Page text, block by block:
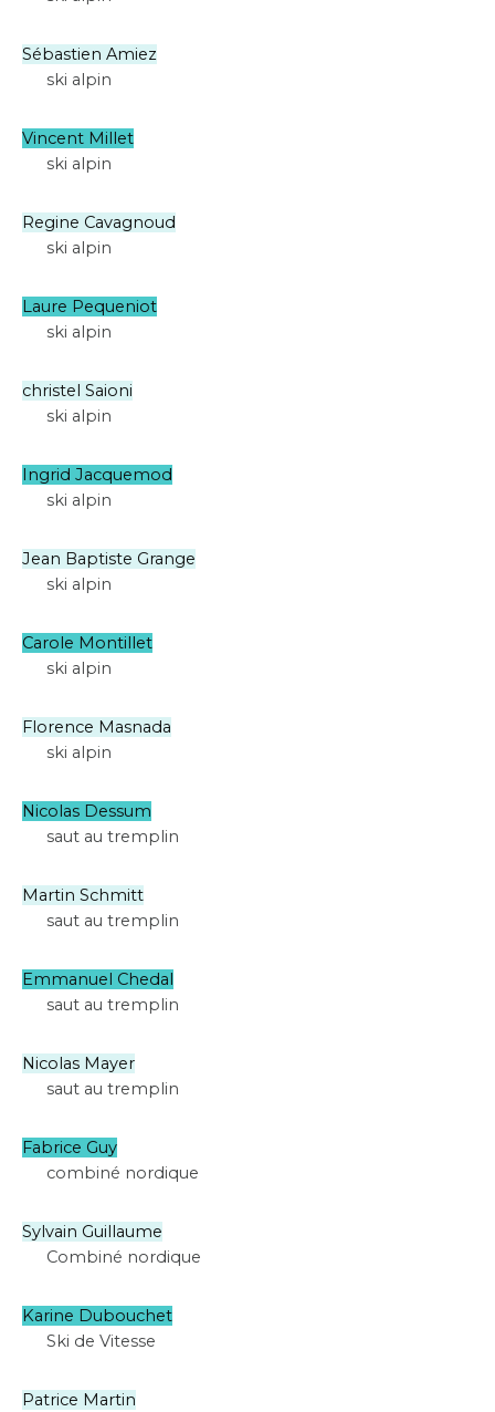
Sébastien Amiez
ski alpin
Vincent Millet
ski alpin
Regine Cavagnoud
ski alpin
Laure Pequeniot
ski alpin
christel Saioni
ski alpin
Ingrid Jacquemod
ski alpin
Jean Baptiste Grange
ski alpin
Carole Montillet
ski alpin
Florence Masnada
ski alpin
Nicolas Dessum
saut au tremplin
Martin Schmitt
saut au tremplin
Emmanuel Chedal
saut au tremplin
Nicolas Mayer
saut au tremplin
Fabrice Guy
combiné nordique
Sylvain Guillaume
Combiné nordique
Karine Dubouchet
Ski de Vitesse
Patrice Martin